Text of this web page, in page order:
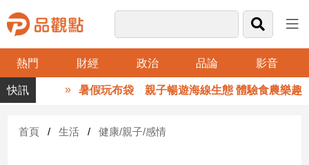
熱門 財經 政治 品論 影音
品
觀
財
暑假玩布袋 親子暢遊海線生態 體驗食農樂趣
首頁 生活 健康/親子/感情